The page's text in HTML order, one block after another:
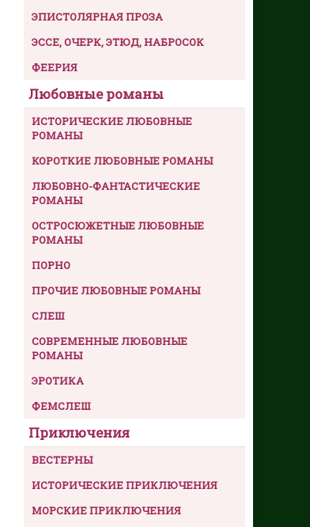
ЭПИСТОЛЯРНАЯ ПРОЗА
ЭССЕ, ОЧЕРК, ЭТЮД, НАБРОСОК
ФЕЕРИЯ
Любовные романы
ИСТОРИЧЕСКИЕ ЛЮБОВНЫЕ
РОМАНЫ
КОРОТКИЕ ЛЮБОВНЫЕ РОМАНЫ
ЛЮБОВНО-ФАНТАСТИЧЕСКИЕ
РОМАНЫ
ОСТРОСЮЖЕТНЫЕ ЛЮБОВНЫЕ
РОМАНЫ
ПОРНО
ПРОЧИЕ ЛЮБОВНЫЕ РОМАНЫ
СЛЕШ
СОВРЕМЕННЫЕ ЛЮБОВНЫЕ
РОМАНЫ
ЭРОТИКА
ФЕМСЛЕШ
Приключения
ВЕСТЕРНЫ
ИСТОРИЧЕСКИЕ ПРИКЛЮЧЕНИЯ
МОРСКИЕ ПРИКЛЮЧЕНИЯ